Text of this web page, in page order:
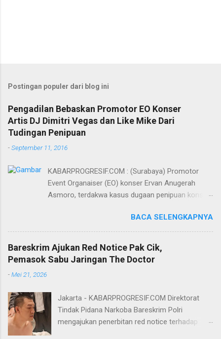
Postingan populer dari blog ini
Pengadilan Bebaskan Promotor EO Konser
Artis DJ Dimitri Vegas dan Like Mike Dari
Tudingan Penipuan
-September 11, 2016
KABARPROGRESIF.COM : (Surabaya) Promotor
Event Organaiser (EO) konser Ervan Anugerah
Asmoro, terdakwa kasus dugaan penipuan konser
dari tuntutan 1,5 tahun penjara yang diajukan Jaksa
Penuntut Umum (JPU) Darwis dari Kejari Surabaya.
Oleh majelis hakim yang diketuai Sigit Sutanto SH
MH, kasus penipuan yang menjerat Ervan tersebut
dinyatakan bukan perkara pidana. Dalam
terdakwa Ervan tersebut tidak terdapat unsur
penipuan sehingga dianggap bukan merupakan
tindak pidana. Menurut majelis hakim, kasus yang
menjerat Ervan merupakan hubungan hukum
BACA SELENGKAPNYA
Bareskrim Ajukan Red Notice Pak Cik,
Pemasok Sabu Jaringan The Doctor
-Mei 21, 2026
Jakarta - KABARPROGRESIF.COM Direktorat
Tindak Pidana Narkoba Bareskrim Polri
mengajukan penerbitan red notice terhadap